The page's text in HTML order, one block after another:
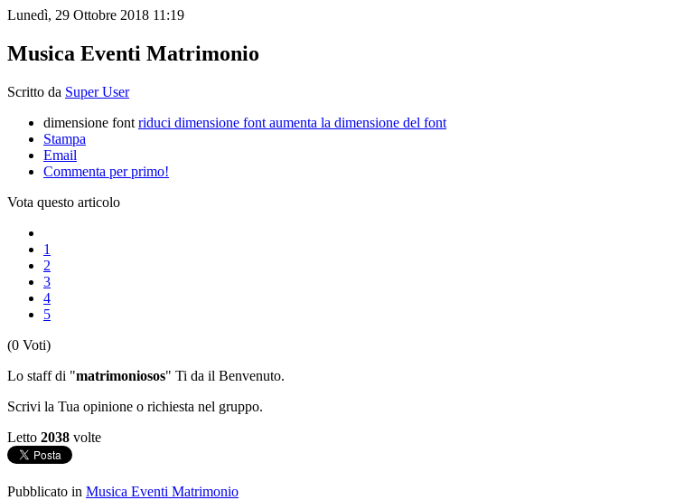
Lunedì, 29 Ottobre 2018 11:19
Musica Eventi Matrimonio
Scritto da Super User
dimensione font riduci dimensione font aumenta la dimensione del font
Stampa
Email
Commenta per primo!
Vota questo articolo
1
2
3
4
5
(0 Voti)
Lo staff di "matrimoniosos" Ti da il Benvenuto.
Scrivi la Tua opinione o richiesta nel gruppo.
Letto 2038 volte
Pubblicato in Musica Eventi Matrimonio